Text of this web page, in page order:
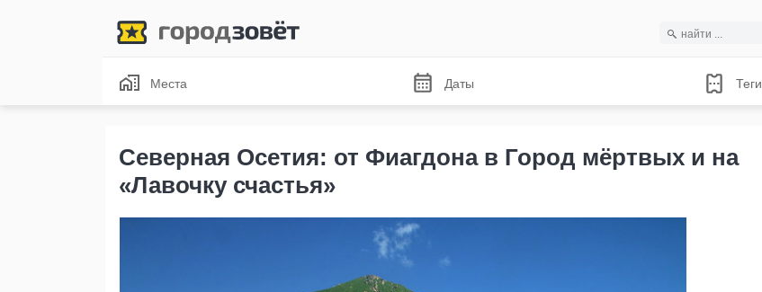
Места Даты Теги
Северная Осетия: от Фиагдона в Город мёртвых и на
«Лавочку счастья»